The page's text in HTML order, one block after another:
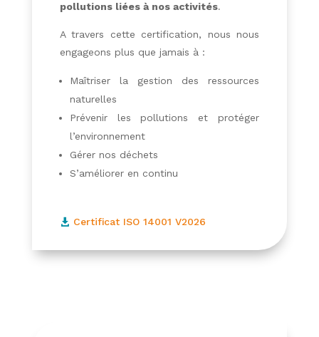
pollutions liées à nos activités.
A travers cette certification, nous nous
engageons plus que jamais à :
Maîtriser la gestion des ressources
naturelles
Prévenir les pollutions et protéger
l’environnement
Gérer nos déchets
S’améliorer en continu
 Certificat ISO 14001 V2026